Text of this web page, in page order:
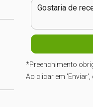
*Preenchimento
Ao clicar em